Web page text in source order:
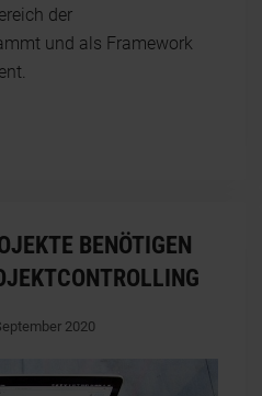
der
und als Framework
BENÖTIGEN
2020